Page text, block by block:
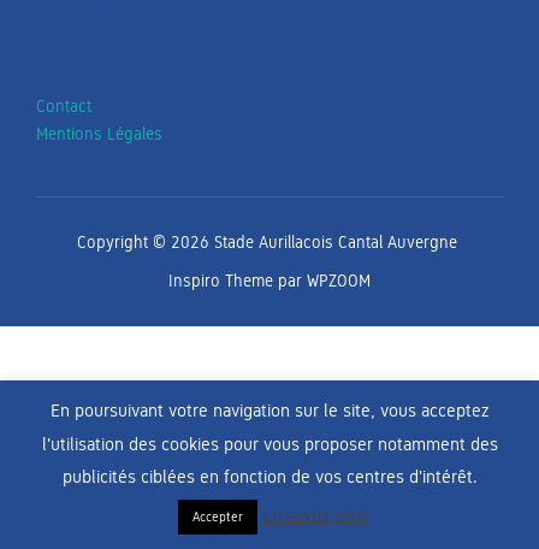
Contact
Mentions Légales
Copyright © 2026 Stade Aurillacois Cantal Auvergne
Inspiro Theme par WPZOOM
En poursuivant votre navigation sur le site, vous acceptez
l'utilisation des cookies pour vous proposer notamment des
publicités ciblées en fonction de vos centres d'intérêt.
Accepter En savoir plus